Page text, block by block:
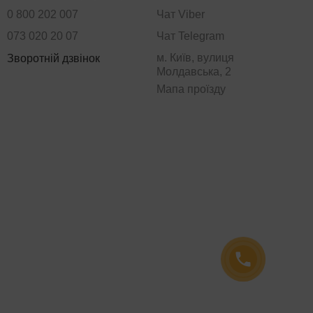
0 800 202 007
073 020 20 07
Зворотній дзвінок
Чат Viber
Чат Telegram
м. Київ, вулиця
Молдавська, 2
Мапа проїзду